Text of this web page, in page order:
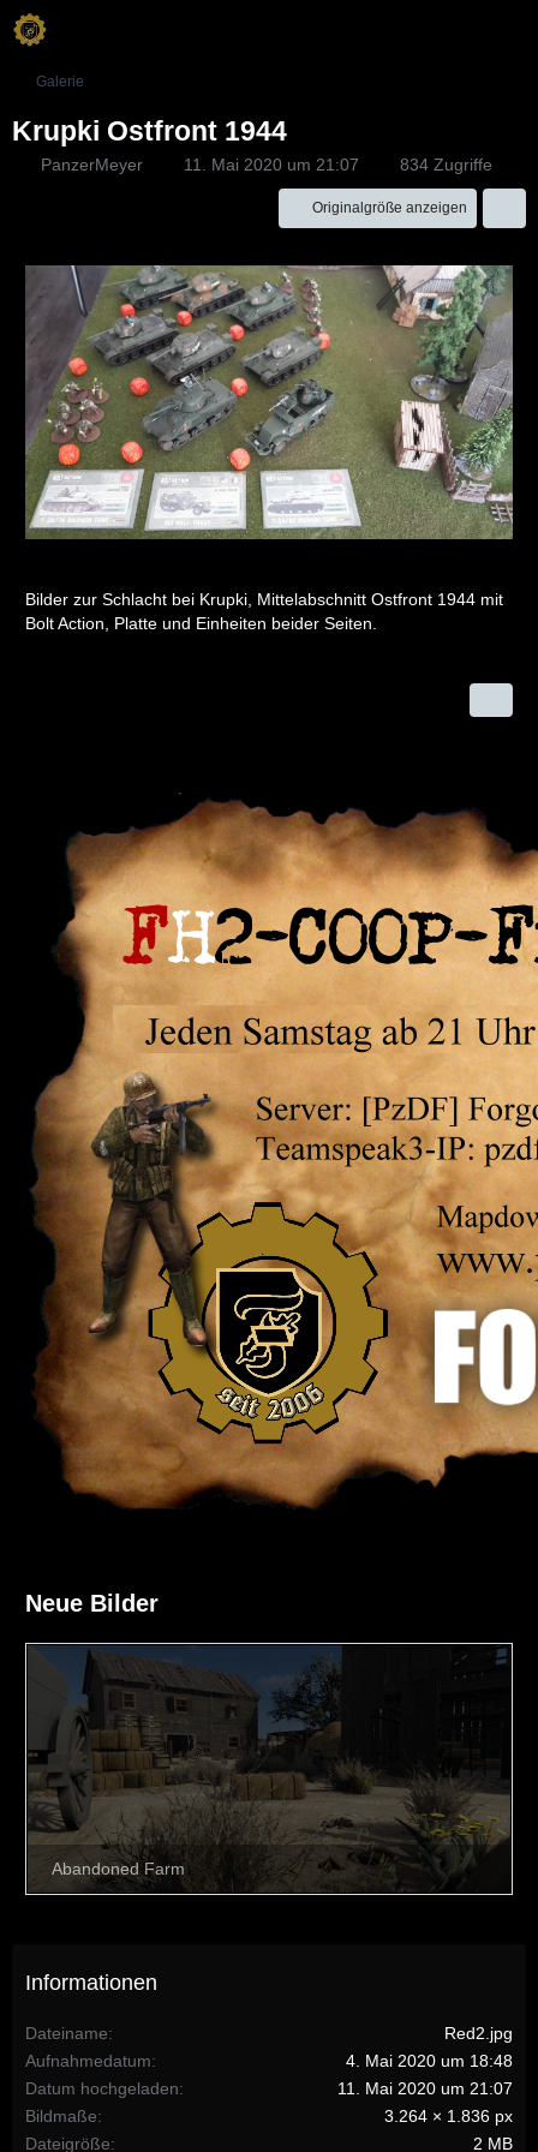
Galerie
Krupki Ostfront 1944
PanzerMeyer 11. Mai 2020 um 21:07 834 Zugriffe
Originalgröße anzeigen
Bilder zur Schlacht bei Krupki, Mittelabschnitt Ostfront 1944 mit
Bolt Action, Platte und Einheiten beider Seiten.
Neue Bilder
Informationen
Dateiname
Red2.jpg
Aufnahmedatum
4. Mai 2020 um 18:48
Datum hochgeladen
11. Mai 2020 um 21:07
Bildmaße
3.264 × 1.836 px
Dateigröße
2 MB